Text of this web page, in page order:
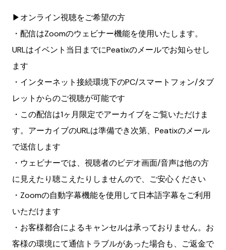
▶︎オンライン視聴をご希望の方
・配信はZoomのウェビナー機能を使用いたします。
URLはイベント当日までにPeatixのメールでお知らせし
ます
・インターネット接続環境下のPC/スマートフォン/タブ
レットからのご視聴が可能です
・この配信は1ヶ月限定でアーカイブをご覧いただけま
す。アーカイブのURLは準備でき次第、Peatixのメール
で送信します
・ウェビナーでは、視聴者のビデオ画面/音声は他の方
に見えたり聴こえたりしませんので、ご安心ください
・Zoomの自動字幕機能を使用して日本語字幕をご利用
いただけます
・お客様都合によるキャンセルは承っておりません。お
客様の環境にて通信トラブルがあった場合も、ご返金で